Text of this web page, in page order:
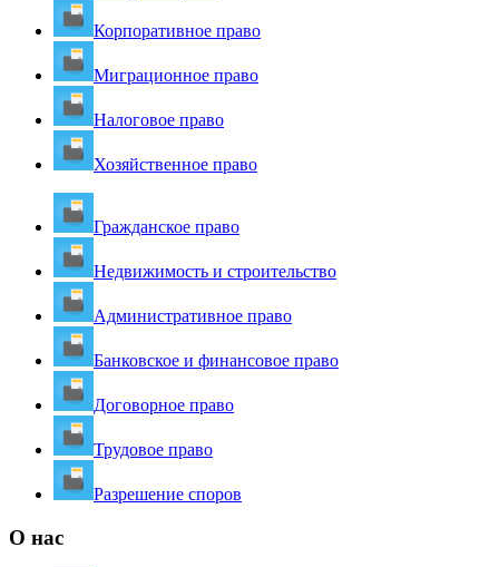
Корпоративное право
Миграционное право
Налоговое право
Хозяйственное право
Гражданское право
Недвижимость и строительство
Административное право
Банковское и финансовое право
Договорное право
Трудовое право
Разрешение споров
О нас